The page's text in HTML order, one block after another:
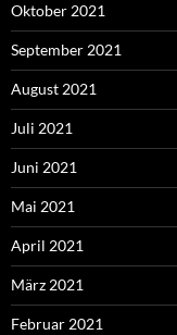
Oktober 2021
September 2021
August 2021
Juli 2021
Juni 2021
Mai 2021
April 2021
März 2021
Februar 2021